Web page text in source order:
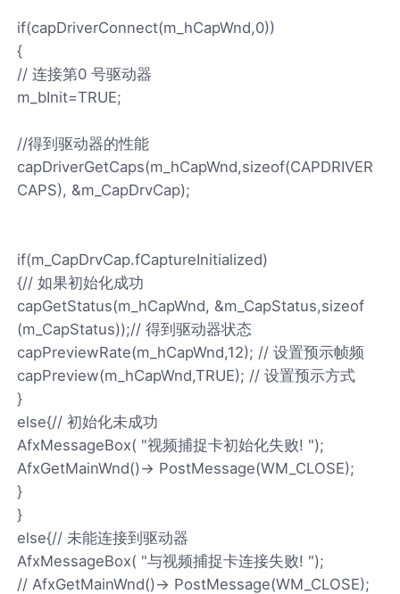
if(capDriverConnect(m_hCapWnd,0))
{
// 连接第0 号驱动器
m_bInit=TRUE;
//得到驱动器的性能
capDriverGetCaps(m_hCapWnd,sizeof(CAPDRIVER
CAPS), &m_CapDrvCap);
if(m_CapDrvCap.fCaptureInitialized)
{// 如果初始化成功
capGetStatus(m_hCapWnd, &m_CapStatus,sizeof
(m_CapStatus));// 得到驱动器状态
capPreviewRate(m_hCapWnd,12); // 设置预示帧频
capPreview(m_hCapWnd,TRUE); // 设置预示方式
}
else{// 初始化未成功
AfxMessageBox( "视频捕捉卡初始化失败! ");
AfxGetMainWnd()-> PostMessage(WM_CLOSE);
}
}
else{// 未能连接到驱动器
AfxMessageBox( "与视频捕捉卡连接失败! ");
// AfxGetMainWnd()-> PostMessage(WM_CLOSE);